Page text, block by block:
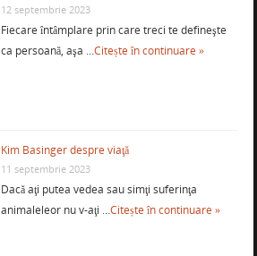
12 septembrie 2023
Fiecare întâmplare prin care treci te defineşte
ca persoană, aşa …Citește în continuare »
Kim Basinger despre viaţă
11 septembrie 2023
Dacă aţi putea vedea sau simţi suferinţa
animaleleor nu v-aţi …Citește în continuare »